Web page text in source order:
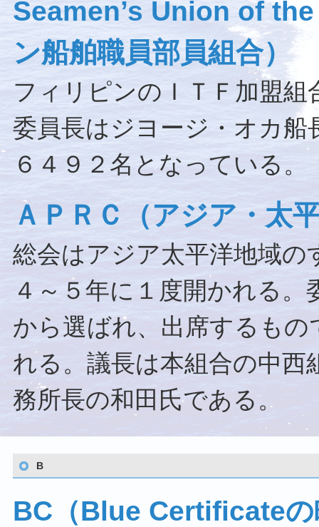
Seamen’s Union of
ン船舶職員部員組合）
フィリピンのＩＴＦ加盟
委員長はジヨージ・オカ船
６４９２名となっている。
ＡＰＲＣ（アジア・太
総会はアジア太平洋地域の
４～５年に１度開かれる
から選ばれ、出席するも
れる。議長は本組合の中西
務所長の和田氏である。
B
BC（Blue Certificateの